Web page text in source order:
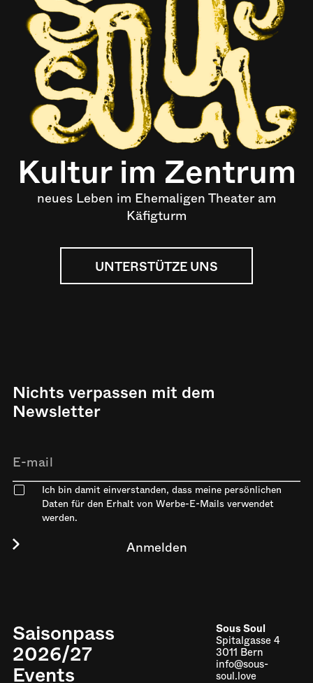
Kultur im Zentrum
neues Leben im Ehemaligen Theater am
Käfigturm
UNTERSTÜTZE UNS
Nichts verpassen mit dem
Newsletter
Ich bin damit einverstanden, dass meine persönlichen
Daten für den Erhalt von Werbe-E-Mails verwendet
werden.
Saisonpass
2026/27
Events
Sous Soul
Spitalgasse 4
3011 Bern
info@sous-
soul.love